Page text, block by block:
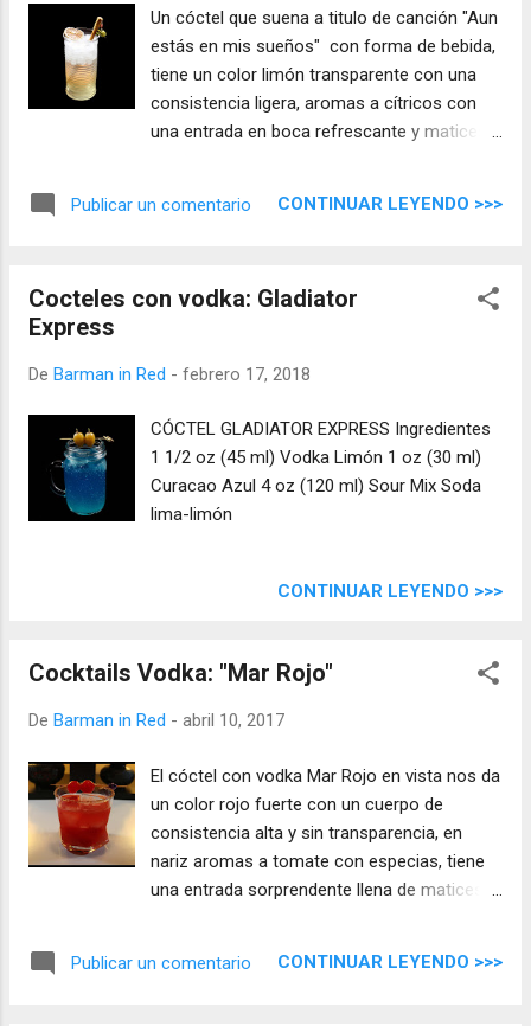
Un cóctel que suena a titulo de canción "Aun
estás en mis sueños" con forma de bebida,
tiene un color limón transparente con una
consistencia ligera, aromas a cítricos con
una entrada en boca refrescante y matices
Publicar un comentario CONTINUAR LEYENDO >>>
Cocteles con vodka: Gladiator
Express
De Barman in Red - febrero 17, 2018
CÓCTEL GLADIATOR EXPRESS Ingredientes
1 1/2 oz (45 ml) Vodka Limón 1 oz (30 ml)
Curacao Azul 4 oz (120 ml) Sour Mix Soda
lima-limón
CONTINUAR LEYENDO >>>
Cocktails Vodka: "Mar Rojo"
De Barman in Red - abril 10, 2017
El cóctel con vodka Mar Rojo en vista nos da
un color rojo fuerte con un cuerpo de
consistencia alta y sin transparencia, en
nariz aromas a tomate con especias, tiene
una entrada sorprendente llena de matices y
Publicar un comentario CONTINUAR LEYENDO >>>